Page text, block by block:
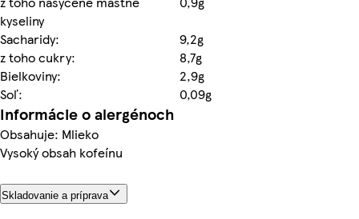
kyseliny
Sacharidy:
9,2g
z toho cukry:
8,7g
Bielkoviny:
2,9g
Soľ:
0,09g
Informácie o alergénoch
Obsahuje: Mlieko
Vysoký obsah kofeínu
Skladovanie a príprava